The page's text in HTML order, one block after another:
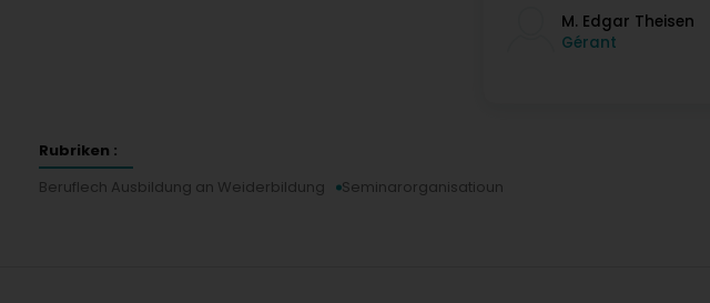
M. Edgar Theisen
Gérant
Rubriken :
Beruflech Ausbildung an Weiderbildung
Seminarorganisatioun